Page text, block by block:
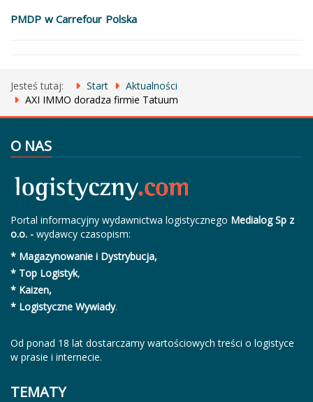
PMDP w Carrefour Polska
Jesteś tutaj: Start
Aktualności
AXI IMMO doradza firmie Tatuum
O NAS
Portal informacyjny wydawnictwa logistycznego Medialog Sp z
o.o. - wydawcy czasopism:
* Magazynowanie i Dystrybucja,
* Top Logistyk,
* Kaizen,
* Logistyczne Wywiady.
Od ponad 18 lat dostarczamy wartościowych treści o logistyce
w prasie i internecie.
TEMATY